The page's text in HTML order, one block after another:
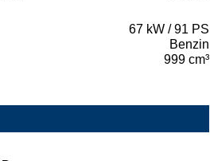
67 kW / 91 PS
Benzin
999 cm³